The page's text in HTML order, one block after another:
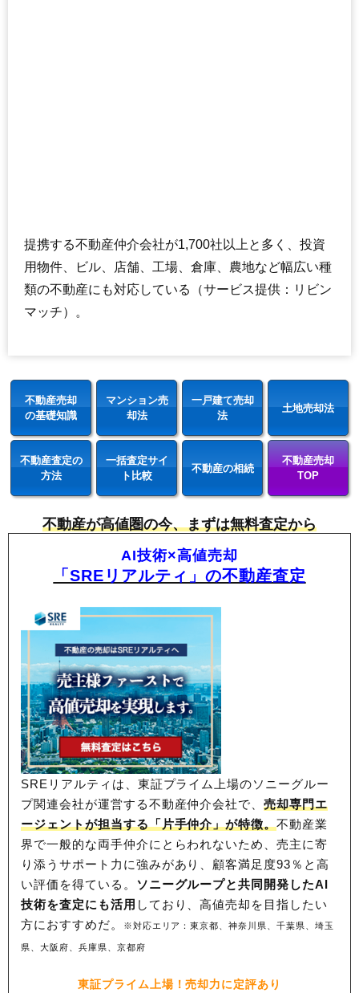
提携する不動産仲介会社が1,700社以上と多く、投資
用物件、ビル、店舗、工場、倉庫、農地など幅広い種
類の不動産にも対応している（サービス提供：リビン
マッチ）。
不動産売却
の基礎知識
マンション売
却法
一戸建て売却
法
土地売却法
不動産査定の
方法
一括査定サイ
ト比較
不動産の相続
不動産売却
TOP
不動産が高値圏の今、まずは無料査定から
AI技術×高値売却
「SREリアルティ」の不動産査定
SREリアルティは、東証プライム上場のソニーグルー
プ関連会社が運営する不動産仲介会社で、売却専門エ
ージェントが担当する「片手仲介」が特徴。不動産業
界で一般的な両手仲介にとらわれないため、売主に寄
り添うサポート力に強みがあり、顧客満足度93％と高
い評価を得ている。 ソニーグループと共同開発したAI
技術を査定にも活用 しており、高値売却を目指したい
方におすすめだ。
※対応エリア：東京都、神奈川県、千葉県、埼玉
県、大阪府、兵庫県、京都府
東証プライム上場！売却力に定評あり